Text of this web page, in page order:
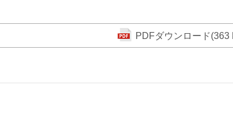
PDFダウンロード(363